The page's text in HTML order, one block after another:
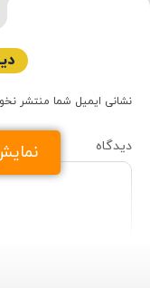
نشانی ایمیل شما منتشر